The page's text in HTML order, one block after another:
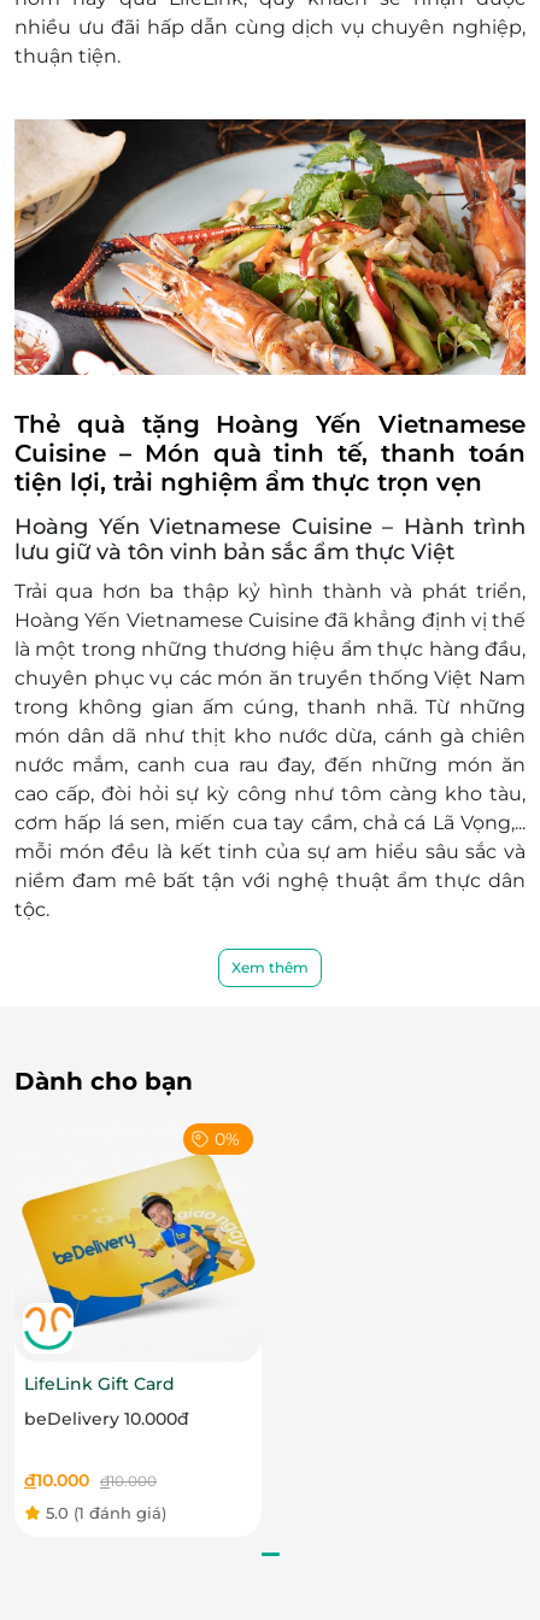
nhiều ưu đãi hấp dẫn cùngdịch vụ chuyên nghiệp,
thuận tiện.
Thẻ quà tặng Hoàng Yến Vietnamese
Cuisine – Món quà tinh tế, thanh toán
tiện lợi, trải nghiệm ẩm thực trọn vẹn
Hoàng Yến Vietnamese Cuisine – Hành trình
lưu giữ và tôn vinh bản sắc ẩm thực Việt
Trải qua hơn ba thập kỷ hình thành và phát triển,
Hoàng Yến Vietnamese Cuisine đã khẳng định vị thế
là một trong những thương hiệu ẩm thực hàng đầu,
chuyên phục vụ các món ăn truyền thống Việt Nam
trong không gian ấm cúng, thanh nhã. Từ những
món dân dã như thịt kho nước dừa, cánh gà chiên
nước mắm, canh cua rau đay, đến những món ăn
cao cấp, đòi hỏi sự kỳ công như tôm càng kho tàu,
cơm hấp lá sen, miến cua tay cầm, chả cá Lã Vọng,...
mỗi món đều là kết tinh của sự am hiểu sâu sắc và
niềm đam mê bất tận với nghệ thuật ẩm thực dân
tộc.
Hoàng Yến không chỉ phục vụ món ăn – mà còn
truyền tải những giá trị văn hoá truyền thống
khiến thương hiệu này luôn được thực khách tin
yêu, kể cả những vị khách khó tính nhất.
Xem thêm
Dành cho bạn
0%
LifeLink Gift Card
beDelivery 10.000đ
đ10.000 đ10.000
5.0 (1 đánh giá)